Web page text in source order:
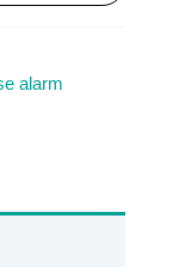
alarm